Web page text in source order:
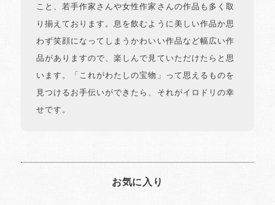
こと、若手作家さんや女性作家さんの作品も多く取
り揃えております。息を飲むように美しい作品か思
わず笑顔になってしまうかわいい作品など幅広い作
品がありますので、楽しんで見ていただけたらと思
います。「これがわたしの宝物」って思えるものを
見つけるお手伝いができたら、それがイロドリの幸
せです。
お気に入り